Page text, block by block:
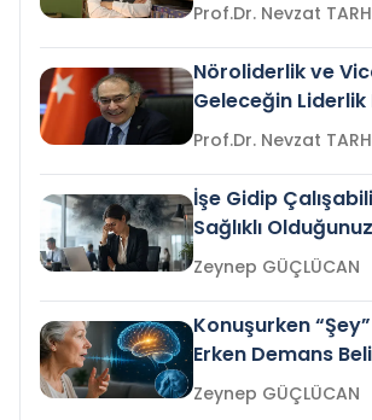
Prof.Dr.
Nöroliderlik ve
Geleceğin
Prof.Dr.
İşe Gidip
Sağlıklı
Gelir mi?Zeynep GÜÇLÜCAN
Konuşurken
Erken Demans
mi?
Zeynep GÜÇLÜCAN